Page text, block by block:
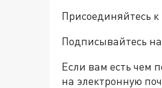
Присоединяйтесь к
Подписывайтесь на
Если вам есть чем
на электронную